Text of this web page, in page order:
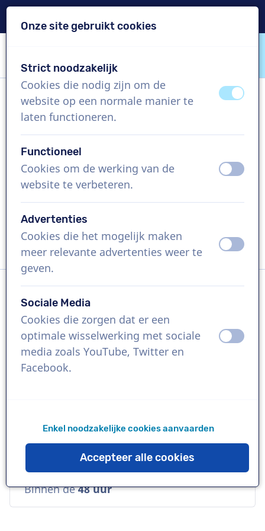
VoiceProductions
Lizelotte
Vrouw, Nederland
US$ 304,95
excl. BTW
Bedrijfsfilm , 1 - 250 woorden
Vraag een custom demo aan
Taal
Nederlands
Referenties
Commercieel, Diep, Stoer, Toegankelijk
Beschikbaarheid
Binnen de48 uur
Onze site gebruikt cookies
Strict noodzakelijk
Cookies die nodig zijn om de
website op een normale manier te
laten functioneren.
uitaan
Functioneel
Cookies om de werking van de
website te verbeteren.
uit aan
Advertenties
Cookies die het mogelijk maken
meer relevante advertenties weer te
geven.
uit aan
Sociale Media
Cookies die zorgen dat er een
optimale wisselwerking met sociale
media zoals YouTube, Twitter en
Facebook.
uit aan
Enkel noodzakelijke cookies aanvaarden
Accepteer alle cookies